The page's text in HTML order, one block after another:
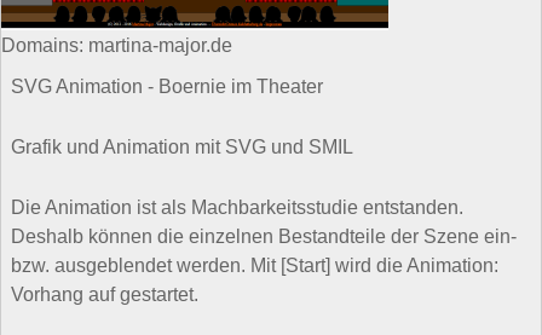
Domains: martina-major.de
SVG Animation - Boernie im Theater
Grafik und Animation mit SVG und SMIL
Die Animation ist als Machbarkeitsstudie entstanden.
Deshalb können die einzelnen Bestandteile der Szene ein-
bzw. ausgeblendet werden. Mit [Start] wird die Animation:
Vorhang auf gestartet.